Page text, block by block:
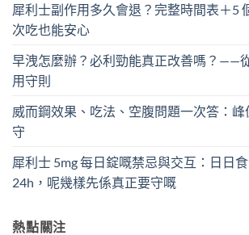
犀利士副作用多久會退？完整時間表＋5
次吃也能安心
早洩怎麼辦？必利勁能真正改善嗎？——
用守則
威而鋼效果、吃法、空腹問題一次答：
守
犀利士 5mg 每日錠嘅禁忌與交互：日日
24h，呢幾樣先係真正要守嘅
熱點關注